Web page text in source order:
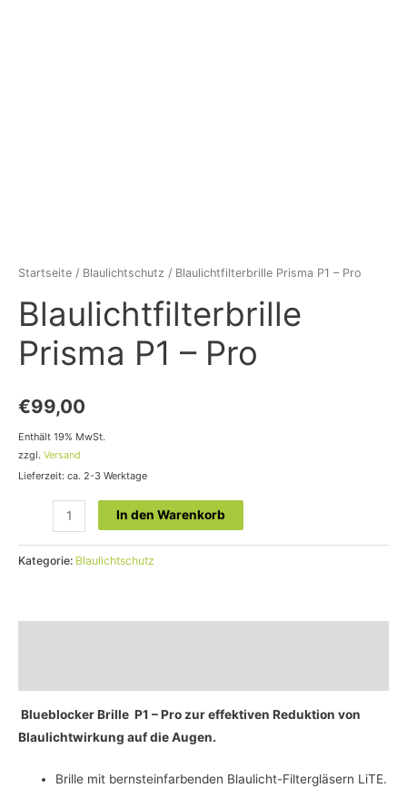
Startseite / Blaulichtschutz / Blaulichtfilterbrille Prisma P1 – Pro
Blaulichtfilterbrille
Prisma P1 – Pro
€99,00
Enthält 19% MwSt.
zzgl. Versand
Lieferzeit: ca. 2-3 Werktage
In den Warenkorb
Kategorie: Blaulichtschutz
Blueblocker Brille P1 – Pro zur effektiven Reduktion von
Blaulichtwirkung auf die Augen.
Brille mit bernsteinfarbenden Blaulicht-Filtergläsern LiTE.